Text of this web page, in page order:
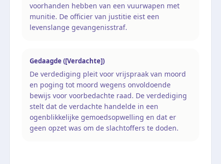
voorhanden hebben van een vuurwapen met
munitie. De officier van justitie eist een
levenslange gevangenisstraf.
Gedaagde ([Verdachte])
De verdediging pleit voor vrijspraak van moord
en poging tot moord wegens onvoldoende
bewijs voor voorbedachte raad. De verdediging
stelt dat de verdachte handelde in een
ogenblikkelijke gemoedsopwelling en dat er
geen opzet was om de slachtoffers te doden.